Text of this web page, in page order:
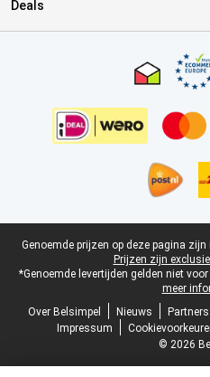
Deals
Juridische voettekst
Genoemde prijzen op deze pagina
Prijzen zijn
*Genoemde levertijden gelden niet
meer
Over Belsimpel
Nieuws Partners
Impressum
© 2026